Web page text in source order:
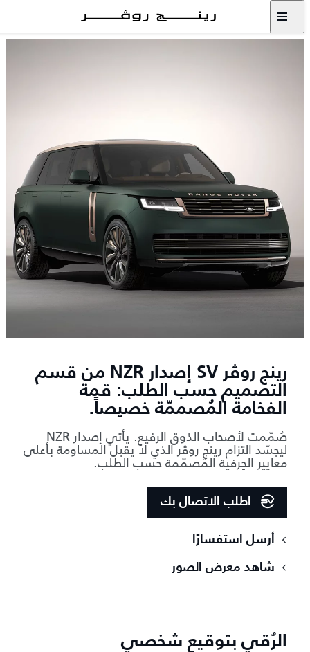
رينج روڤر SV إصدار NZR من قسم
التصميم حسب الطلب: قمة
الفخامة المُصممّة خصيصاً.
صُمّمت لأصحاب الذوق الرفيع. يأتي إصدار NZR
ليجسّد التزام رينج روڤر الذي لا يقبل المساومة بأعلى
معايير الحِرفية المُصمّمة حسب الطلب.
اطلب الاتصال بك
أرسل استفسارًا
شاهد معرض الصور
الرُقي بتوقيع شخصي